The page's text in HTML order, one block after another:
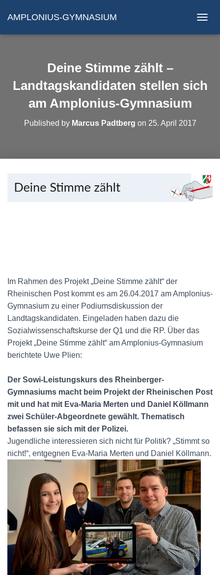
AMPLONIUS-GYMNASIUM
A
T
I
L
T
Deine Stimme zählt –
Landtagskandidaten stellen sich
am Amplonius-Gymnasium
Published by Marcus Padtberg on 25. April 2017
Im Rahmen des Projekt „Deine Stimme zählt“ der
Rheinischen Post kommt es am 26.04.2017 am Amplonius-
Gymnasium zu einer Podiumsdiskussion der
Landtagskandidaten. Eingeladen haben dazu die
Sozialwissenschaftskurse der Q1 und die RP. Über das
Projekt „Deine Stimme zählt“ am Amplonius-Gymnasium
berichtete Uwe Plien:
Der Sowi-Leistungskurs des Rheinberger-
Gymnasiums macht beim Projekt der Rheinischen Post
mit und hat mit Eva-Maria Merten und Daniel Köllmann
zwei Schüler-Abgeordnete gewählt. Thematisch
befassen sie sich mit der Polizei.
Jugendliche interessieren sich nicht für Politik? „Stimmt so
nicht!“, entgegnen Eva-Maria Merten und Daniel Köllmann.